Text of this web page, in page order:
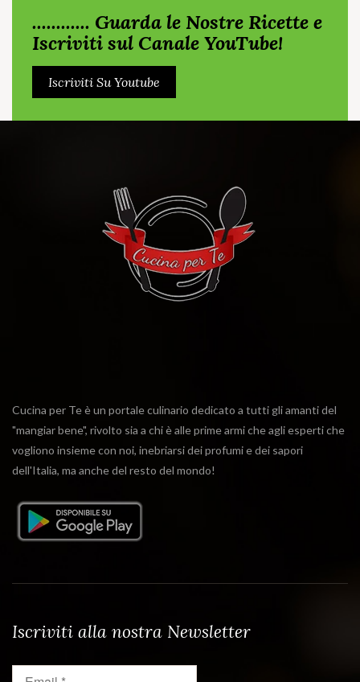
............ Guarda le Nostre Ricette e
Iscriviti sul Canale YouTube!
Iscriviti Su Youtube
Cucina per Te è un portale culinario dedicato a tutti gli amanti del
"mangiar bene", rivolto sia a chi è alle prime armi che agli esperti che
vogliono insieme con noi, inebriarsi dei profumi e dei sapori
dell'Italia, ma anche del resto del mondo!
Iscriviti alla nostra Newsletter